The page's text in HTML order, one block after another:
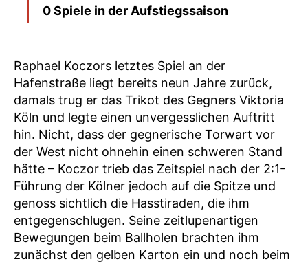
0 Spiele in der Aufstiegssaison
Raphael Koczors letztes Spiel an der
Hafenstraße liegt bereits neun Jahre zurück,
damals trug er das Trikot des Gegners Viktoria
Köln und legte einen unvergesslichen Auftritt
hin. Nicht, dass der gegnerische Torwart vor
der West nicht ohnehin einen schweren Stand
hätte – Koczor trieb das Zeitspiel nach der 2:1-
Führung der Kölner jedoch auf die Spitze und
genoss sichtlich die Hasstiraden, die ihm
entgegenschlugen. Seine zeitlupenartigen
Bewegungen beim Ballholen brachten ihm
zunächst den gelben Karton ein und noch beim